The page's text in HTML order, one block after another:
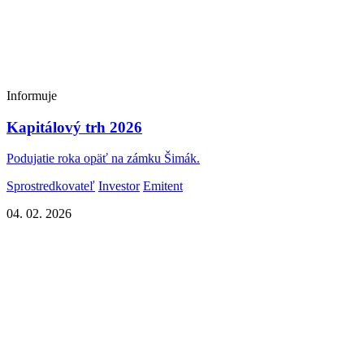
Informuje
Kapitálový trh 2026
Podujatie roka opäť na zámku Šimák.
Sprostredkovateľ Investor Emitent
04. 02. 2026